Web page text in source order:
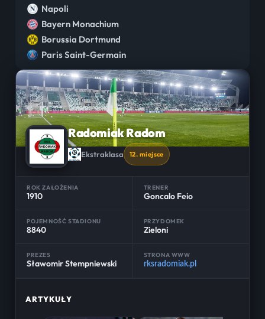
Napoli
Bayern Monachium
Borussia Dortmund
Paris Saint-Germain
Radomiak Radom
Ekstraklasa 12. miejsce
ROK ZAŁOŻENIA
1910
TRENER
Goncalo Feio
POJEMNOŚĆ STADIONU
8840
PRZYDOMEK
Zieloni
PREZES
Sławomir Stempniewski
STRONA WWW
rksradomiak.pl
ARTYKUŁY